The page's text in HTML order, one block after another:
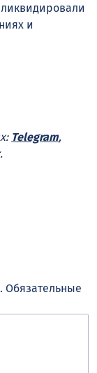
и
Telegram,
.
Обязательные